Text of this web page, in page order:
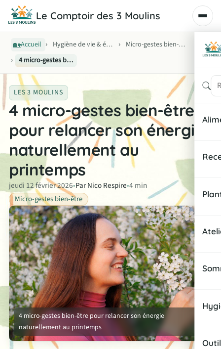
Le Comptoir des 3 Moulins
🏡Accueil › Hygiène de vie & équilibre ›
Micro-gestes bien-être
›
4 micro-gestes bien-être pour relancer son énergie naturellement au printemps
LES 3 MOULINS
4 micro-gestes bien-être
pour relancer son énergie
naturellement au
printemps
jeudi 12 février 2026•Par Nico Respire•4 min
Micro-gestes bien-être
4 micro-gestes bien-être pour relancer son énergie
naturellement au printemps